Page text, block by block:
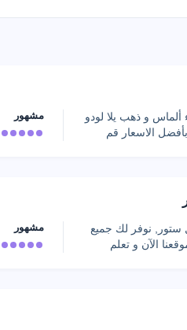
و ذهب يلا لودو
الاسعار قم
مشهور
نوفر لك جميع
الآن و تعلم
مشهور